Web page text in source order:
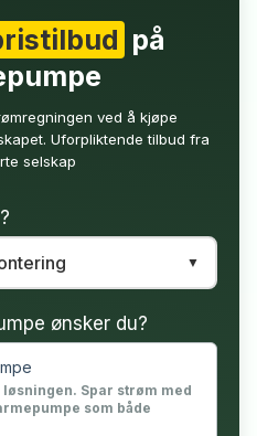
på
ved å kjøpe
Uforpliktende tilbud fra
selskap
ønsker du?
Spar strøm med
som både